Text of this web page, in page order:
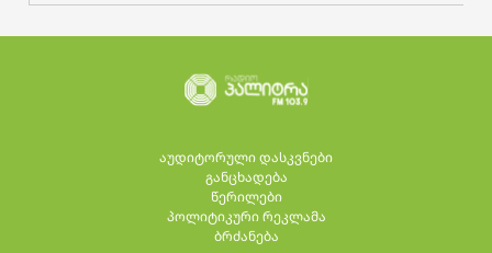
აუდიტორული დასკვნები
განცხადება
წერილები
პოლიტიკური რეკლამა
ბრძანება